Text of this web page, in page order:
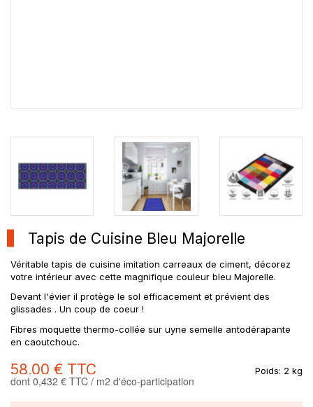
Tapis de Cuisine Bleu Majorelle
Véritable tapis de cuisine imitation carreaux de ciment, décorez
votre intérieur avec cette magnifique couleur bleu Majorelle.
Devant l'évier il protège le sol efficacement et prévient des
glissades . Un coup de coeur !
Fibres moquette thermo-collée sur uyne semelle antodérapante
en caoutchouc.
58,00 € TTC Poids: 2 kg
dont 0,432 € TTC / m2 d'éco-participation